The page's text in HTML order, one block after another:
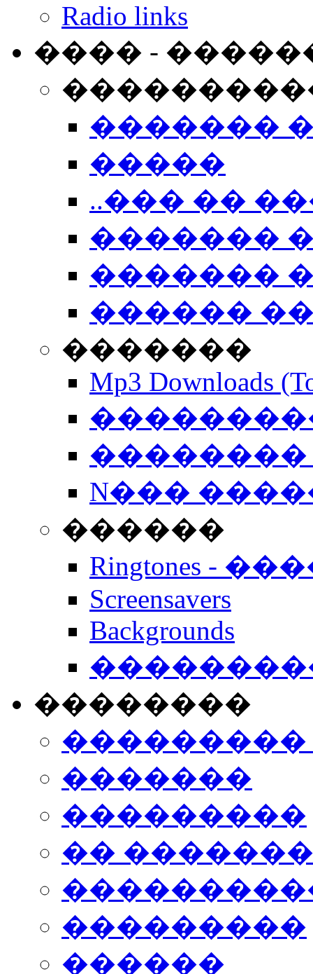
Radio links
���� -
�������
�����
..��� ��
�������
�������
������
�������
Mp3 Downloads
��������
N���
������
Ringtones -
Screensavers
Backgrounds
��������
���������
�������
���������
��
���������
������